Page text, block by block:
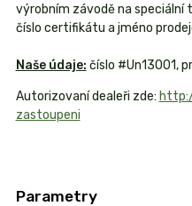
výrobním závodě na speciální
číslo certifikátu a jméno
Naše údaje: číslo #Un13001,
Autorizovaní dealeři zde:
zastoupeni
Parametry